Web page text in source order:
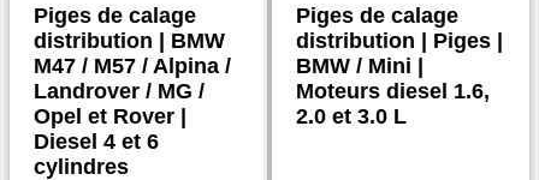
Piges de calage
distribution | BMW
M47 / M57 / Alpina /
Landrover / MG /
Opel et Rover |
Diesel 4 et 6
cylindres
Piges de calage
distribution | Piges |
BMW / Mini |
Moteurs diesel 1.6,
2.0 et 3.0 L